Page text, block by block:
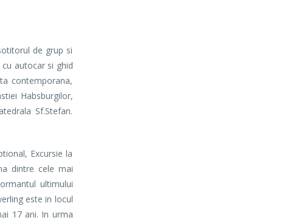
de grup si
autocar si ghid
contemporana,
Habsburgilor,
Sf.Stefan.
Excursie la
dintre cele mai
ultimului
este in locul
17 ani. In urma